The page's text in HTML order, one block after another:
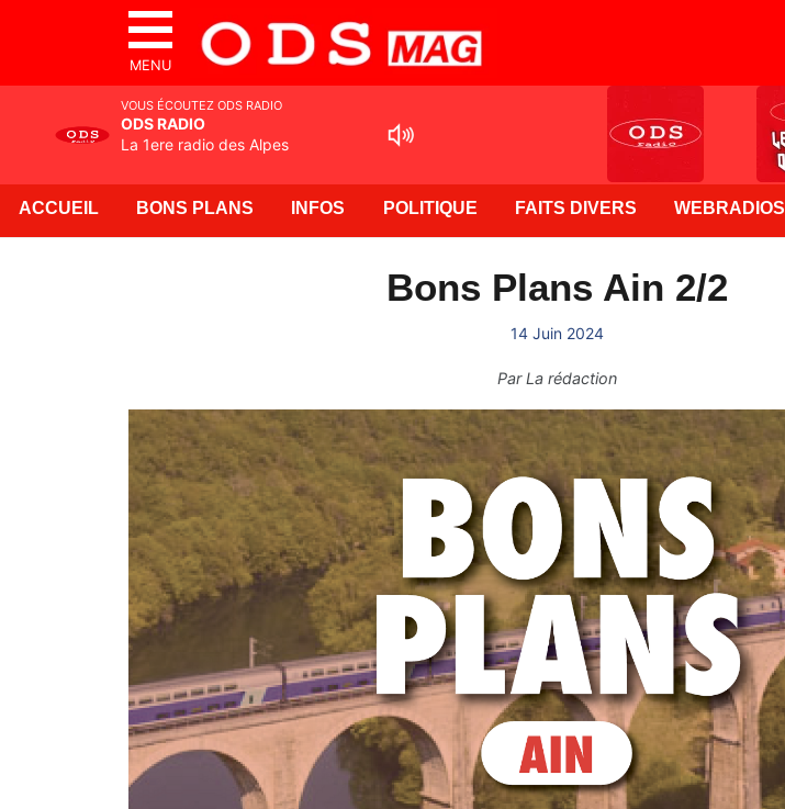
MENU
ACCUEIL BONS PLANS INFOS POLITIQUE FAITS DIVERS WEBRADIOS
Bons Plans Ain 2/2
14 Juin 2024
ParLa rédaction
VOUS ÉCOUTEZ ODS RADIO
ODS RADIO
La 1ere radio des Alpes